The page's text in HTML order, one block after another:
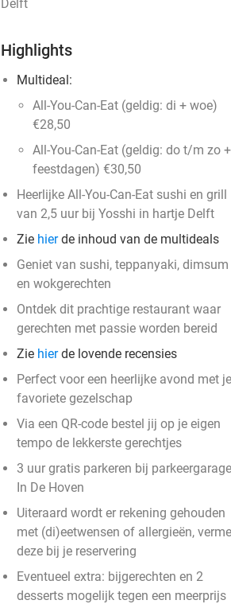
Delft
Highlights
Multideal:
All-You-Can-Eat (geldig: di + woe)
€28,50
All-You-Can-Eat (geldig: do t/m zo +
feestdagen) €30,50
Heerlijke All-You-Can-Eat sushi en grill
van 2,5 uur bij Yosshi in hartje Delft
Zie hierde inhoud van de multideals
Geniet van sushi, teppanyaki, dimsum
en wokgerechten
Ontdek dit prachtige restaurant waar
gerechten met passie worden bereid
Zie hierde lovende recensies
Perfect voor een heerlijke avond met je
favoriete gezelschap
Via een QR-code bestel jij op je eigen
tempo de lekkerste gerechtjes
3 uur gratis parkeren bij parkeergarage
In De Hoven
Uiteraard wordt er rekening gehouden
met (di)eetwensen of allergieën,
deze bij je reservering
Eventueel extra: bijgerechten en 2
desserts mogelijk tegen een meerprijs